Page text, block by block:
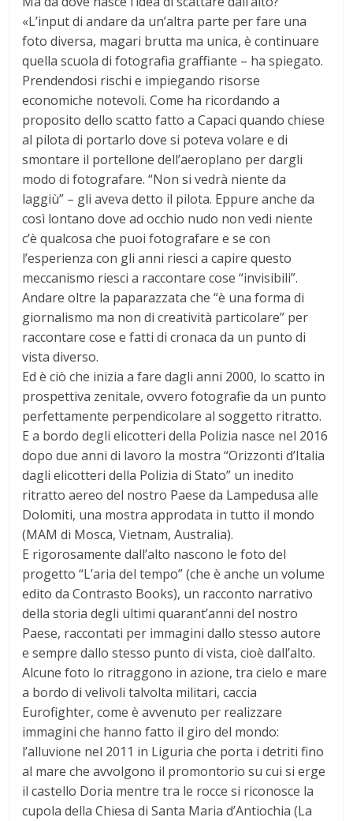
«L’input di andare da un’altra parte per fare una
foto diversa, magari brutta ma unica, è continuare
quella scuola di fotografia graffiante – ha spiegato.
Prendendosi rischi e impiegando risorse
economiche notevoli. Come ha ricordando a
proposito dello scatto fatto a Capaci quando chiese
al pilota di portarlo dove si poteva volare e di
smontare il portellone dell’aeroplano per dargli
modo di fotografare. “Non si vedrà niente da
laggiù” – gli aveva detto il pilota. Eppure anche da
così lontano dove ad occhio nudo non vedi niente
c’è qualcosa che puoi fotografare e se con
l’esperienza con gli anni riesci a capire questo
meccanismo riesci a raccontare cose “invisibili”.
Andare oltre la paparazzata che “è una forma di
giornalismo ma non di creatività particolare” per
raccontare cose e fatti di cronaca da un punto di
vista diverso.
Ed è ciò che inizia a fare dagli anni 2000, lo scatto in
prospettiva zenitale, ovvero fotografie da un punto
perfettamente perpendicolare al soggetto ritratto.
E a bordo degli elicotteri della Polizia nasce nel 2016
dopo due anni di lavoro la mostra “Orizzonti d’Italia
dagli elicotteri della Polizia di Stato” un inedito
ritratto aereo del nostro Paese da Lampedusa alle
Dolomiti, una mostra approdata in tutto il mondo
(MAM di Mosca, Vietnam, Australia).
E rigorosamente dall’alto nascono le foto del
progetto “L’aria del tempo” (che è anche un volume
edito da Contrasto Books), un racconto narrativo
della storia degli ultimi quarant’anni del nostro
Paese, raccontati per immagini dallo stesso autore
e sempre dallo stesso punto di vista, cioè dall’alto.
Alcune foto lo ritraggono in azione, tra cielo e mare
a bordo di velivoli talvolta militari, caccia
Eurofighter, come è avvenuto per realizzare
immagini che hanno fatto il giro del mondo:
l’alluvione nel 2011 in Liguria che porta i detriti fino
al mare che avvolgono il promontorio su cui si erge
il castello Doria mentre tra le rocce si riconosce la
cupola della Chiesa di Santa Maria d’Antiochia (La